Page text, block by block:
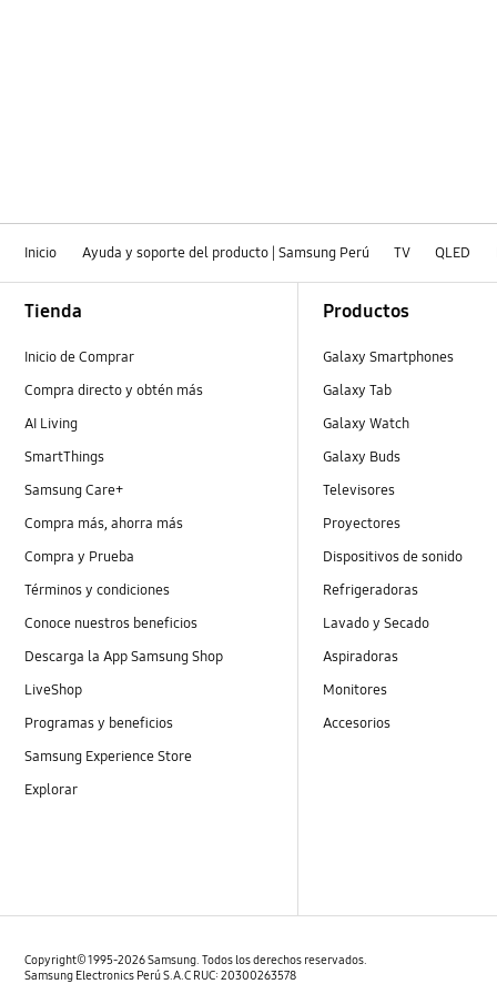
Inicio Ayuda y soporte del producto | Samsung Perú TV QLED
Tienda
Inicio de Comprar
Compra directo y obtén más
AI Living
SmartThings
Samsung Care+
Compra más, ahorra más
Compra y Prueba
Términos y condiciones
Conoce nuestros beneficios
Descarga la App Samsung Shop
LiveShop
Programas y beneficios
Samsung Experience Store
Explorar
Productos
Galaxy Smartphones
Galaxy Tab
Galaxy Watch
Galaxy Buds
Televisores
Proyectores
Dispositivos de sonido
Refrigeradoras
Lavado y Secado
Aspiradoras
Monitores
Accesorios
Copyright© 1995-2026 Samsung. Todos los derechos reservados.
Samsung Electronics Perú S.A.C RUC: 20300263578